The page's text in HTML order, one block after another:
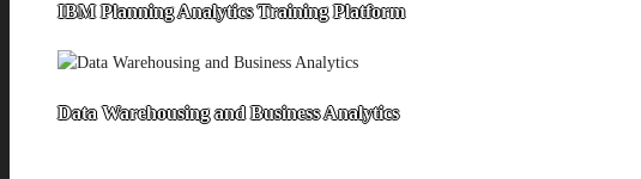
IBM Planning Analytics Training Platform
Data Warehousing and Business Analytics